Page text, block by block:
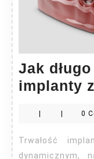
Jak
implanty
0
Trwałość implantów zębowych jest procesem
dynamicznym,